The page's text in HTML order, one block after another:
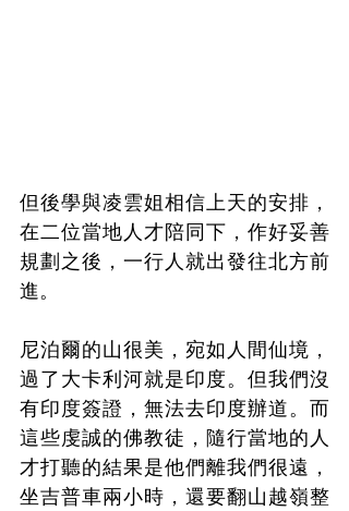
但後學與凌雲姐相信上天的安排，
在二位當地人才陪同下，作好妥善
規劃之後，一行人就出發往北方前
進。
尼泊爾的山很美，宛如人間仙境，
過了大卡利河就是印度。但我們沒
有印度簽證，無法去印度辦道。而
這些虔誠的佛教徒，隨行當地的人
才打聽的結果是他們離我們很遠，
坐吉普車兩小時，還要翻山越嶺整